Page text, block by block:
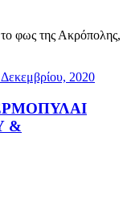
φως της Ακρόπολης,
2020
&